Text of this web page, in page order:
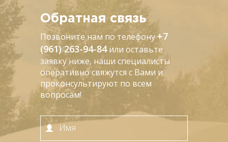
Обратная связь
Позвоните нам по телефону+7
(961) 263-94-84или оставьте
заявку ниже, наши специалисты
оперативно свяжутся с Вами и
проконсультируют по всем
вопросам!